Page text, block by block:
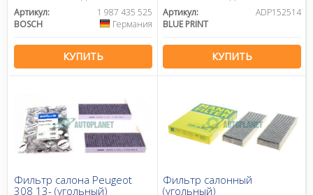
Артикул:
1 987 435 525
BOSCH
Германия
КУПИТЬ
Артикул:
ADP152514
BLUE PRINT
КУПИТЬ
Фильтр салона Peugeot
308 13- (угольный)
Фильтр салонный
(угольный)